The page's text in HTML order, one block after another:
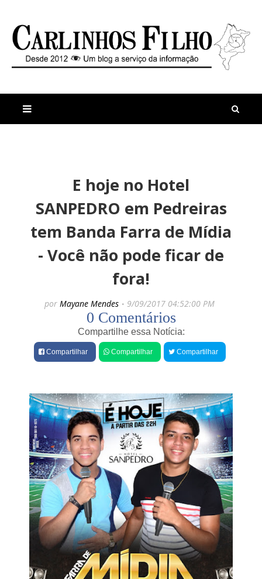
E hoje no Hotel
SANPEDRO em Pedreiras
tem Banda Farra de Mídia
- Você não pode ficar de
fora!
por Mayane Mendes 9/09/2017 04:52:00 PM
0 Comentários
Compartilhe essa Notícia:
Compartilhar Compartilhar Compartilhar